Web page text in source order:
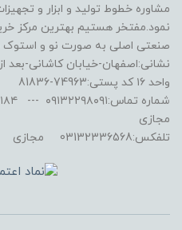
مشاوره خطوط تولید و ابزار و
نمود.مفتخر هستیم بهترین مرکز
صنعتی اصلی به صورت نو و استوک
واحد ۱۶ کد پستی:74963-81836
مجازی
تلفکس:03132336568 مجازی